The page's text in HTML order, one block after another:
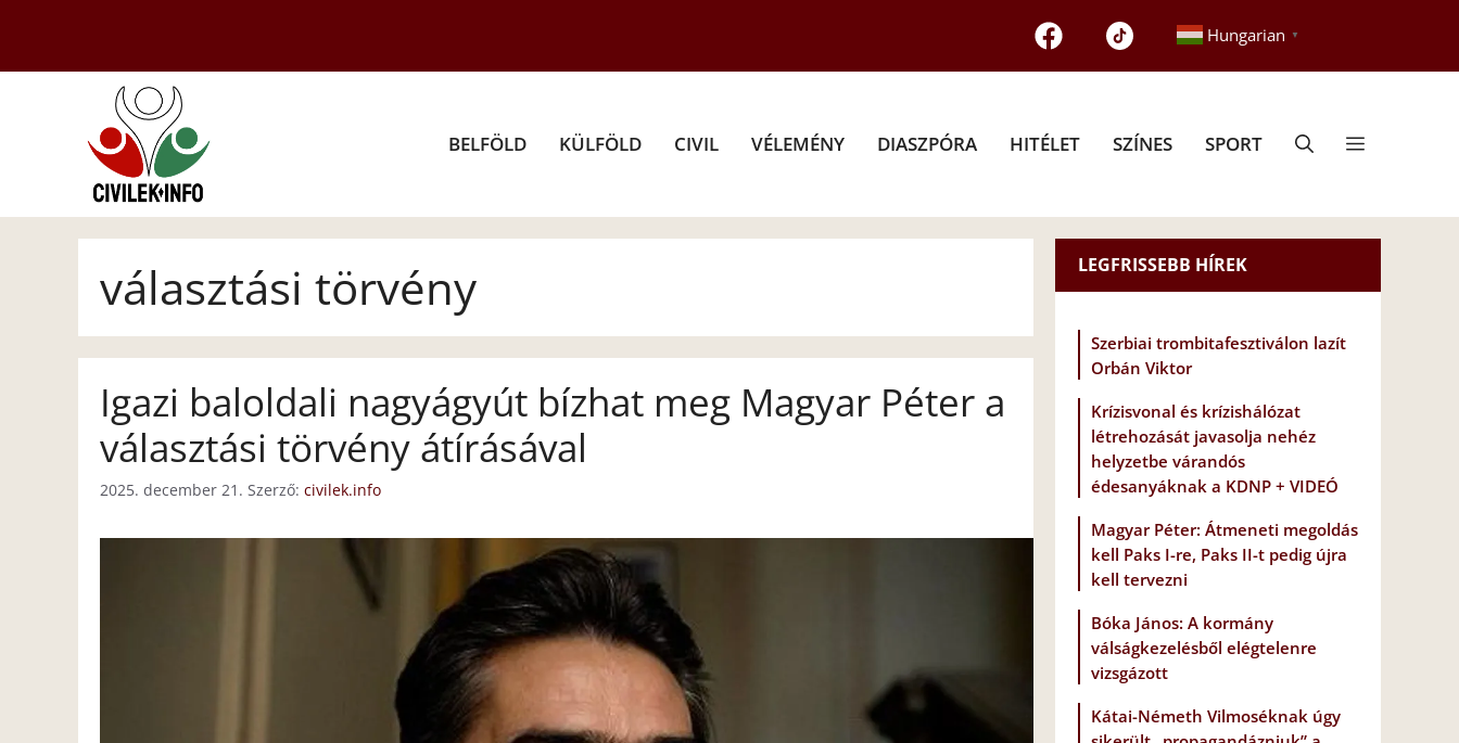
tartalomba
Hungarian ▼
BELFÖLD KÜLFÖLD CIVIL VÉLEMÉNY DIASZPÓRA HITÉLET SZÍNES SPORT
választási törvény
Igazi baloldali nagyágyút bízhat meg Magyar Péter a
választási törvény átírásával
2025. december 21. Szerző: civilek.info
LEGFRISSEBB HÍREK
Szerbiai trombitafesztiválon lazít
Orbán Viktor
Krízisvonal és krízishálózat
létrehozását javasolja nehéz
helyzetbe várandós
édesanyáknak a KDNP + VIDEÓ
Magyar Péter: Átmeneti megoldás
kell Paks I-re, Paks II-t pedig újra
kell tervezni
Bóka János: A kormány
válságkezelésből elégtelenre
vizsgázott
Kátai-Németh Vilmoséknak úgy